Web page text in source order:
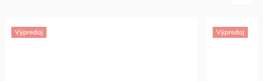
Výpredaj Výpredaj